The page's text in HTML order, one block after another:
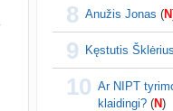
sukurtawinterscott999
8 Anužis Jonas (N
9 Kęstutis Šklėrius
10 Ar NIPT
klaidingi? (N)